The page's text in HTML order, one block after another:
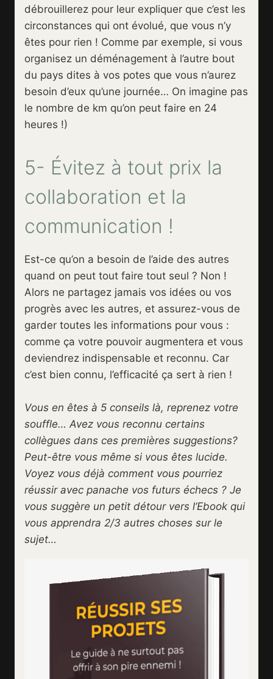
débrouillerez pour leur expliquer que c’est les
circonstances qui ont évolué, que vous n’y
êtes pour rien ! Comme par exemple, si vous
organisez un déménagement à l’autre bout
du pays dites à vos potes que vous n’aurez
besoin d’eux qu’une journée… On imagine pas
le nombre de km qu’on peut faire en 24
heures !)
5- Évitez à tout prix la
collaboration et la
communication !
Est-ce qu’on a besoin de l’aide des autres
quand on peut tout faire tout seul ? Non !
Alors ne partagez jamais vos idées ou vos
progrès avec les autres, et assurez-vous de
garder toutes les informations pour vous :
comme ça votre pouvoir augmentera et vous
deviendrez indispensable et reconnu. Car
c’est bien connu, l’efficacité ça sert à rien !
Vous en êtes à 5 conseils là, reprenez votre
souffle… Avez vous reconnu certains
collègues dans ces premières suggestions?
Peut-être vous même si vous êtes lucide.
Voyez vous déjà comment vous pourriez
réussir avec panache vos futurs échecs ? Je
vous suggère un petit détour vers l’Ebook qui
vous apprendra 2/3 autres choses sur le
sujet…